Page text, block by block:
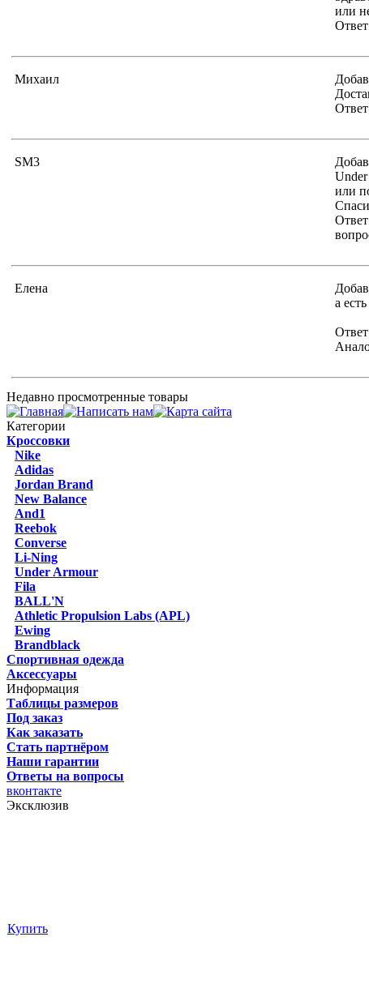
или
Михаил
SM3
или
Елена
а
Недавно просмотренные товары
Категории
Кроссовки
Nike
Adidas
Jordan Brand
New Balance
And1
Reebok
Converse
Li-Ning
Under Armour
Fila
BALL'N
Athletic Propulsion Labs (APL)
Ewing
Brandblack
Спортивная одежда
Аксессуары
Информация
Таблицы размеров
Под заказ
Как заказать
Стать партнёром
Наши гарантии
Ответы на вопросы
вконтакте
Эксклюзив
Купить